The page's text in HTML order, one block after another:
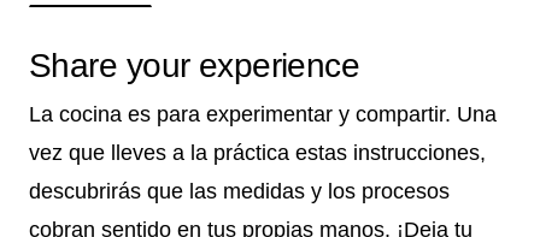
Share your experience
La cocina es para experimentar y compartir. Una
vez que lleves a la práctica estas instrucciones,
descubrirás que las medidas y los procesos
cobran sentido en tus propias manos. ¡Deja tu